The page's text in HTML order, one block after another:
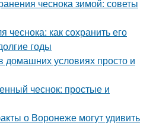
чеснока зимой: советы
чеснока: как сохранить его
годы
домашних условиях просто и
чеснок: простые и
о Воронеже могут удивить